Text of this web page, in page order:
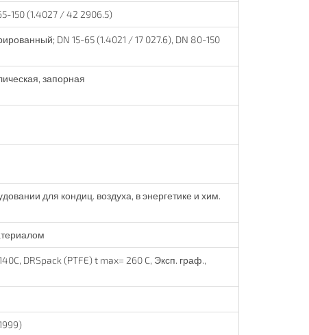
150 (1.4027 / 42 2906.5)
DN 15-65 (1.4021 / 17 027.6), DN 80-150
запорная
для кондиц. воздуха, в энергетике и хим.
DRSpack (PTFE) t max= 260 C, Эксп. граф.,